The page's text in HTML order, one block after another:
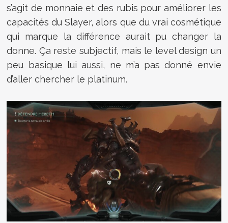
s’agit de monnaie et des rubis pour améliorer les
capacités du Slayer, alors que du vrai cosmétique
qui marque la différence aurait pu changer la
donne. Ça reste subjectif, mais le level design un
peu basique lui aussi, ne m’a pas donné envie
d’aller chercher le platinum.